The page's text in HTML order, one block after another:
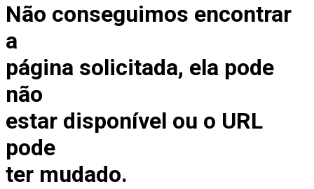
Não conseguimos encontrar
a
página solicitada, ela pode
não
estar disponível ou o URL
pode
ter mudado.